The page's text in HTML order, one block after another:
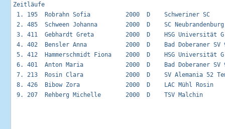
1. 195  Robrahn Sofia          2000  D    Schweriner
2. 485  Schween Johanna        2000  D    SC
3. 411  Gebhardt Greta         2000  D    HSG
4. 402  Bensler Anna           2000  D    Bad
5. 412  Hammerschmidt Fiona    2000  D    HSG
6. 401  Anton Maria            2000  D    Bad
7. 213  Rosin Clara            2000  D    SV Alemania
8. 426  Bibow Zora             2000  D    LAC Mühl
9. 207  Rehberg Michelle       2000  D    TSV